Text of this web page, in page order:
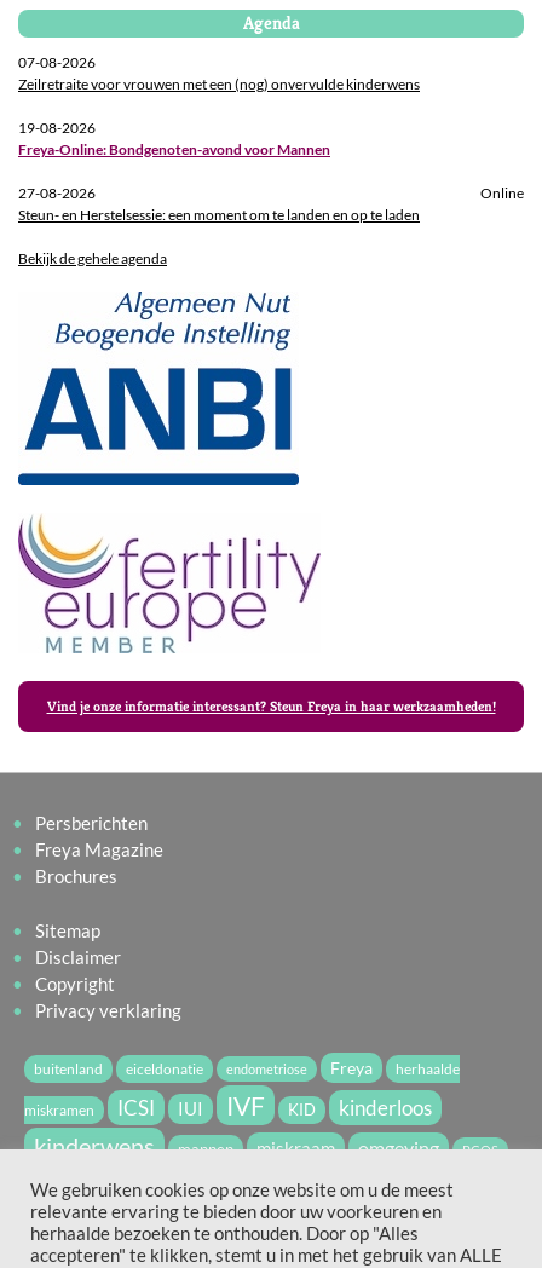
Agenda
07-08-2026
Zeilretraite voor vrouwen met een (nog) onvervulde kinderwens
19-08-2026
Freya-Online: Bondgenoten-avond voor Mannen
27-08-2026
Online
Steun- en Herstelsessie: een moment om te landen en op te laden
Bekijk de gehele agenda
Vind je onze informatie interessant? Steun Freya in haar werkzaamheden!
Persberichten
Freya Magazine
Brochures
Sitemap
Disclaimer
Copyright
Privacy verklaring
buitenland eiceldonatie endometriose Freya herhaalde
miskramen ICSI IUI IVF KID kinderloos
kinderwens mannen miskraam omgeving PCOS
spermadonatie vruchtbaarheid
vruchtbaarheidsbehandeling WvdV2022
We gebruiken cookies op onze website om u de meest
relevante ervaring te bieden door uw voorkeuren en
herhaalde bezoeken te onthouden. Door op "Alles
accepteren" te klikken, stemt u in met het gebruik van ALLE